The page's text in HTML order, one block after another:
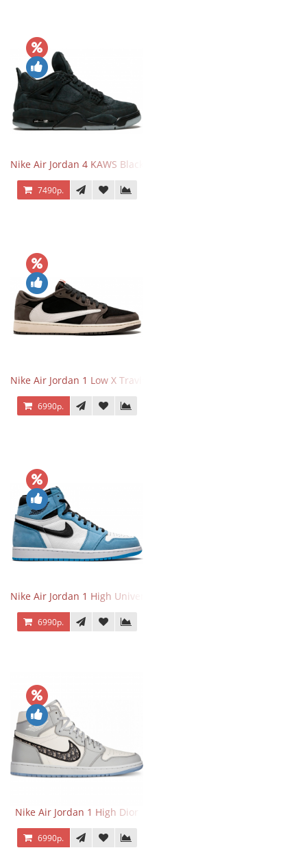
Nike Air Jordan 4 KAWS Black
7490р.
Nike Air Jordan 1 Low X Travis Scott
6990р.
Nike Air Jordan 1 High University Blue
6990р.
Nike Air Jordan 1 High Dior
6990р.